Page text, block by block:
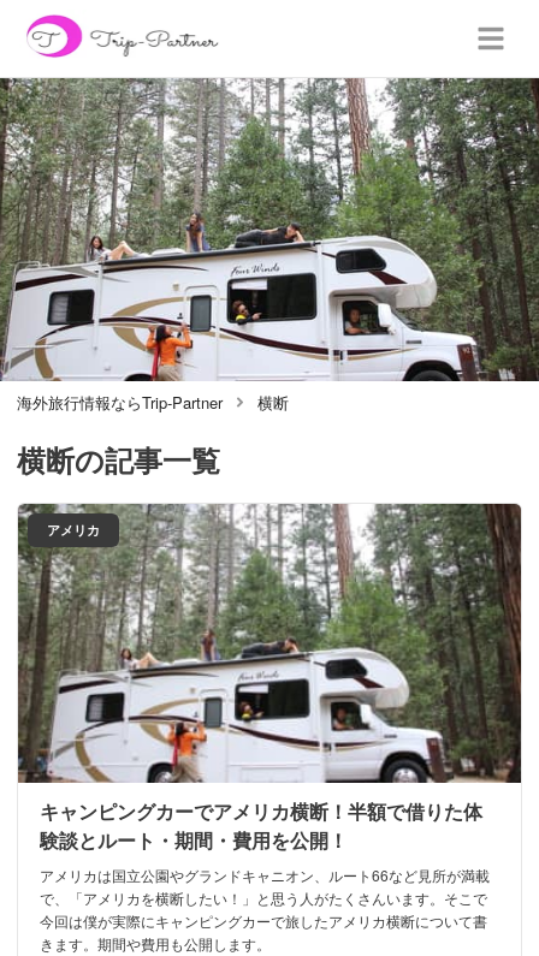
海外旅行情報ならTrip-Partner 横断
横断の記事一覧
アメリカ
キャンピングカーでアメリカ横断！半額で借りた体
験談とルート・期間・費用を公開！
アメリカは国立公園やグランドキャニオン、ルート66など見所が満載
で、「アメリカを横断したい！」と思う人がたくさんいます。そこで
今回は僕が実際にキャンピングカーで旅したアメリカ横断について書
きます。期間や費用も公開します。